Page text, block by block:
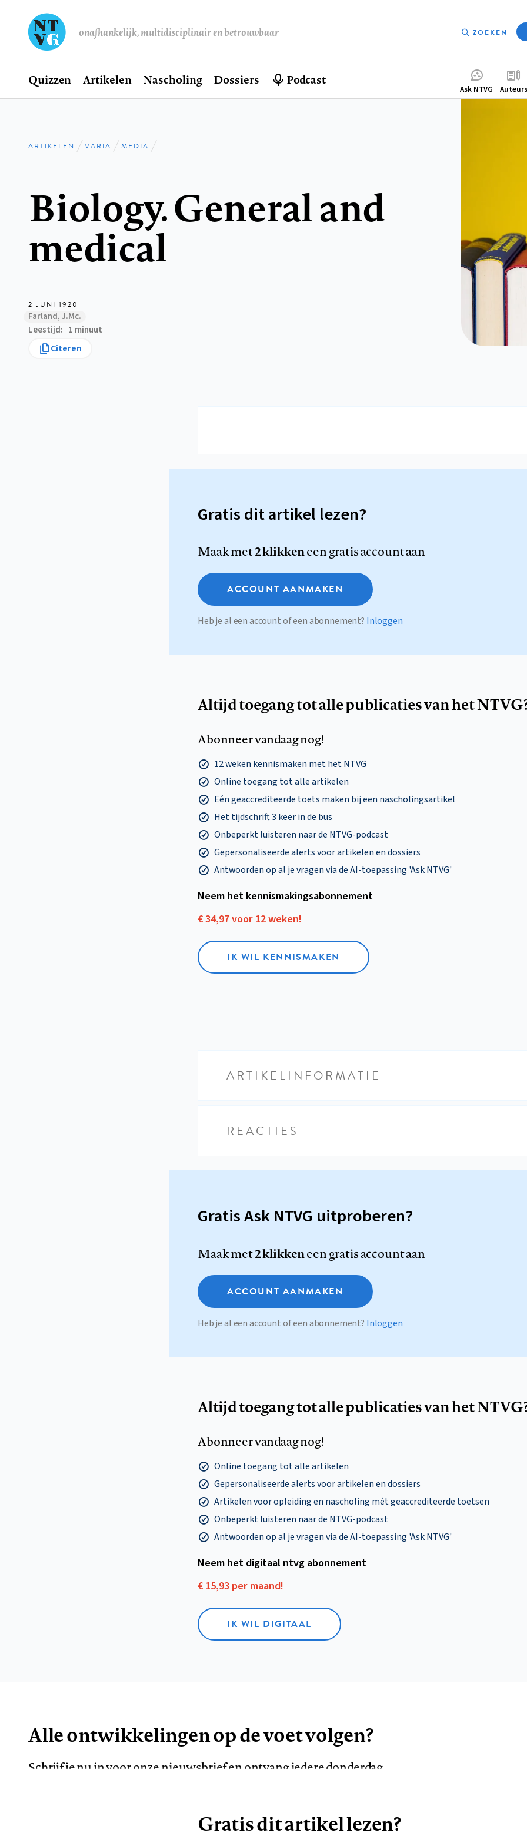
onafhankelijk, multidisciplinair en betrouwbaar ZOEKEN
Hoofdnavigatie
Home
Quizzen Artikelen Nascholing Dossiers Podcast
Ask NTVG Auteurs
Kruimelpad
ARTIKELEN VARIA MEDIA
Biology. General and
medical
2 JUNI 1920
Farland, J.Mc.
Leestijd
1 minuut
Citeren
Gratis dit artikel lezen?
Maak met2 klikkeneen gratis account aan
ACCOUNT AANMAKEN
Heb je al een account of een abonnement? Inloggen
Altijd toegang tot alle publicaties van het
Abonneer vandaag nog!
12 weken kennismaken met het NTVG
Online toegang tot alle artikelen
Eén geaccrediteerde toets maken bij een nascholingsartikel
Het tijdschrift 3 keer in de bus
Onbeperkt luisteren naar de NTVG-podcast
Gepersonaliseerde alerts voor artikelen en dossiers
Antwoorden op al je vragen via de AI-toepassing 'Ask NTVG'
Neem het kennismakings­abonnement
€ 34,97 voor 12 weken!
IK WIL KENNISMAKEN
ARTIKELINFORMATIE
REACTIES
Gratis Ask NTVG uitproberen?
Maak met2 klikkeneen gratis account aan
ACCOUNT AANMAKEN
Heb je al een account of een abonnement? Inloggen
Altijd toegang tot alle publicaties van het
Abonneer vandaag nog!
Online toegang tot alle artikelen
Gepersonaliseerde alerts voor artikelen en dossiers
Artikelen voor opleiding en nascholing mét geaccrediteerde toetsen
Onbeperkt luisteren naar de NTVG-podcast
Antwoorden op al je vragen via de AI-toepassing 'Ask NTVG'
Neem het digitaal ntvg abonnement
€ 15,93 per maand!
IK WIL DIGITAAL
Alle ontwikkelingen op de voet volgen?
Schrijf je nu in voor onze nieuwsbrief en ontvang iedere donderdag
AANMELDEN
Gratis dit artikel lezen?